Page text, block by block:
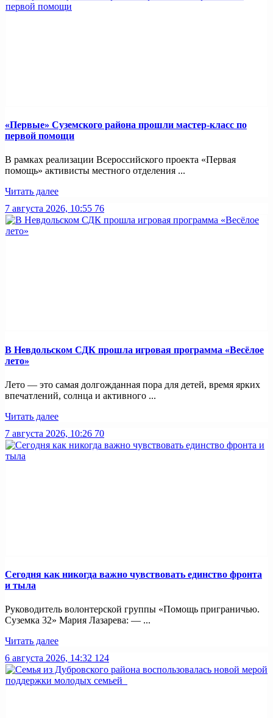
«Первые» Суземского района прошли мастер-класс по
первой помощи
В рамках реализации Всероссийского проекта «Первая
помощь» активисты местного отделения ...
Читать далее
7 августа 2026, 10:55 76
В Невдольском СДК прошла игровая программа «Весёлое
лето»
Лето — это самая долгожданная пора для детей, время ярких
впечатлений, солнца и активного ...
Читать далее
7 августа 2026, 10:26 70
Сегодня как никогда важно чувствовать единство фронта
и тыла
Руководитель волонтерской группы «Помощь приграничью.
Суземка 32» Мария Лазарева: — ...
Читать далее
6 августа 2026, 14:32 124